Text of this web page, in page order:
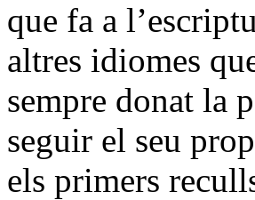
que fa a
altres idiomes
sempre donat la
seguir el seu
els primers